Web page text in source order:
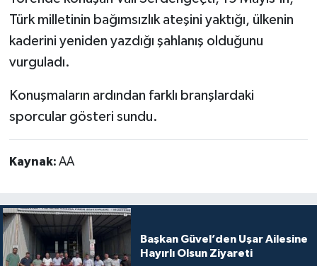
Türk milletinin bağımsızlık ateşini yaktığı, ülkenin
kaderini yeniden yazdığı şahlanış olduğunu
vurguladı.
Konuşmaların ardından farklı branşlardaki
sporcular gösteri sundu.
Kaynak: AA
Başkan Güvel’den Uşar Ailesine
Hayırlı Olsun Ziyareti